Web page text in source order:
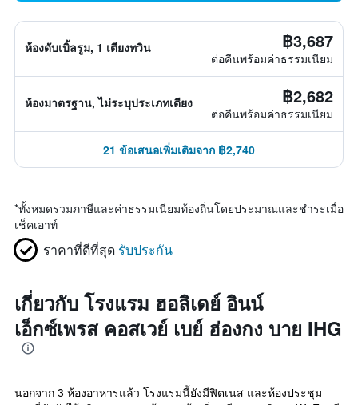
ห้องดับเบิ้ลรูม, 1 เตียงทวิน ฿3,687
ต่อคืนพร้อมค่าธรรมเนียม
ห้องมาตรฐาน, ไม่ระบุประเภทเตียง ฿2,682
ต่อคืนพร้อมค่าธรรมเนียม
21 ข้อเสนอเพิ่มเติมจาก ฿2,740
*ทั้งหมดรวมภาษีและค่าธรรมเนียมท้องถิ่นโดยประมาณและชำระเมื่อ
เช็คเอาท์
ราคาที่ดีที่สุด รับประกัน
เกี่ยวกับ โรงแรม ฮอลิเดย์ อินน์
เอ็กซ์เพรส คอสเวย์ เบย์ ฮ่องกง บาย IHG
นอกจาก 3 ห้องอาหารแล้ว โรงแรมนี้ยังมีฟิตเนส และห้องประชุม